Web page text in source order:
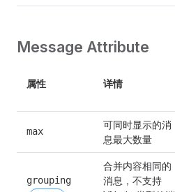
Message Attribute
属性 详情
max
可同时显示的消
息最大数量
grouping
合并内容相同的
消息，不支持